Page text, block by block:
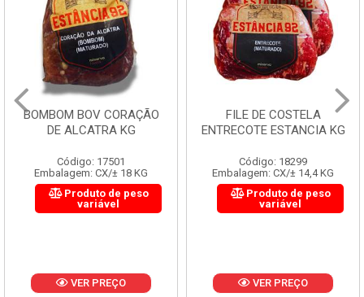
BOMBOM BOV CORAÇÃO
DE ALCATRA KG
Código: 17501
Embalagem: CX/± 18 KG
Produto de peso
variável
VER PREÇO
FILE DE COSTELA
ENTRECOTE ESTANCIA KG
Código: 18299
Embalagem: CX/± 14,4 KG
Produto de peso
variável
VER PREÇO